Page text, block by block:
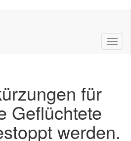
für
Geflüchtete
werden.